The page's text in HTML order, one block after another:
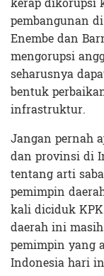
pembangunan
Enembe dan
mengorupsi
seharusnya
bentuk
infrastruktur.
Jangan pernah
dan provinsi di
tentang arti
pemimpin
kali diciduk
daerah ini
pemimpin yang
Indonesia hari